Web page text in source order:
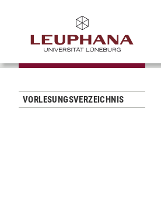
VORLESUNGSVERZEICHNIS